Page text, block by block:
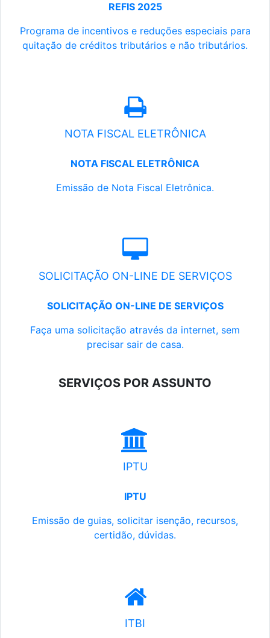
REFIS 2025
Programa de incentivos e reduções especiais para
quitação de créditos tributários e não tributários.
NOTA FISCAL ELETRÔNICA
NOTA FISCAL ELETRÔNICA
Emissão de Nota Fiscal Eletrônica.
SOLICITAÇÃO ON-LINE DE SERVIÇOS
SOLICITAÇÃO ON-LINE DE SERVIÇOS
Faça uma solicitação através da internet, sem
precisar sair de casa.
SERVIÇOS POR ASSUNTO
IPTU
IPTU
Emissão de guias, solicitar isenção, recursos,
certidão, dúvidas.
ITBI